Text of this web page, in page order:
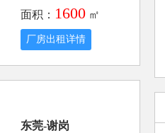
面积： 1600 ㎡
厂房出租详情
东莞-谢岗